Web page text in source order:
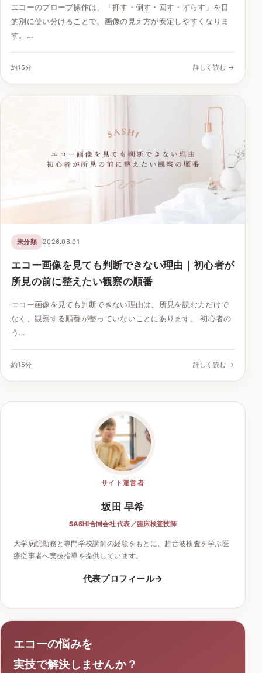
エコーのプローブ操作は、「押す・倒す・回す・ずらす」を目
的別に使い分けることで、画像の見え方が安定しやすくなりま
す。…
約15分 詳しく読む →
未分類 2026.08.01
エコー画像を見ても判断できない理由｜初心者が
所見の前に整えたい観察の順番
エコー画像を見ても判断できない理由は、所見を読む力だけで
なく、観察する順番が整っていないことにあります。 初心者の
う…
約15分 詳しく読む →
サイト運営者
坂田 早希
SASHI合同会社 代表／臨床検査技師
大学病院勤務と専門学校講師の経験をもとに、超音波検査を学ぶ医
療従事者へ実技指導を提供しています。
代表プロフィール
エコーの悩みを
実技で解決しませんか？